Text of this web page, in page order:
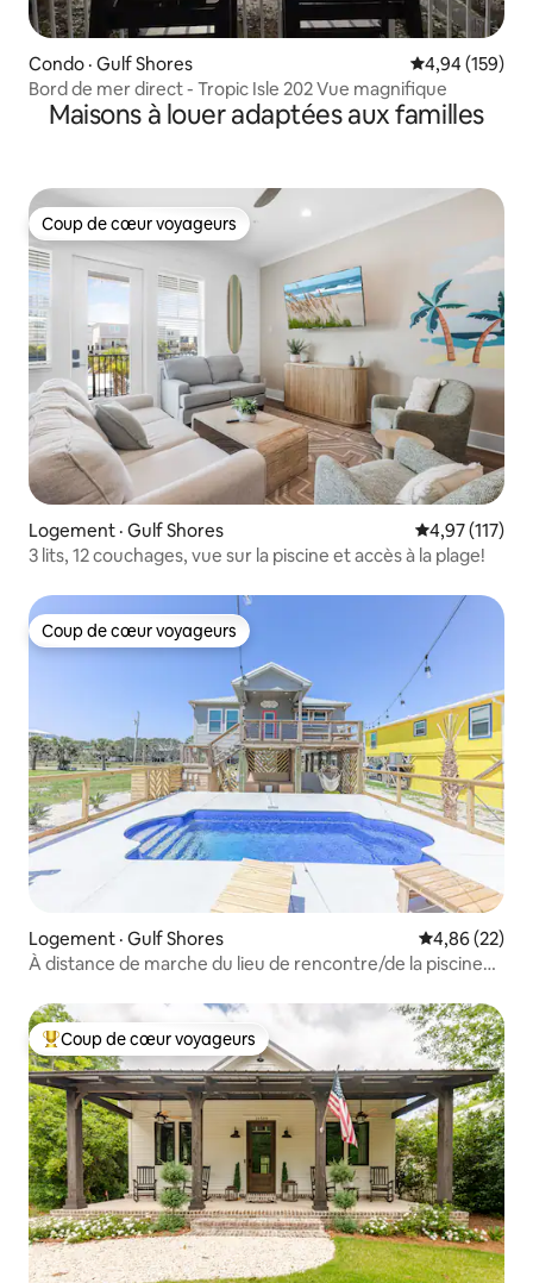
Condo · Gulf Shores Note
4,94 (159)
Bord de mer direct - Tropic Isle 202 Vue magnifique
Maisons à louer adaptées aux familles
Coup de cœur voyageurs
Coup de cœur voyageurs
Logement · Gulf Shores Note
4,97 (117)
3 lits, 12 couchages, vue sur la piscine et accès à la plage!
Coup de cœur voyageurs
Coup de cœur voyageurs
Logement · Gulf Shores Note
4,86 (22)
À distance de marche du lieu de rencontre/de la piscine
Coup de cœur voyageurs parmi les plus aimés
Coup de cœur voyageurs